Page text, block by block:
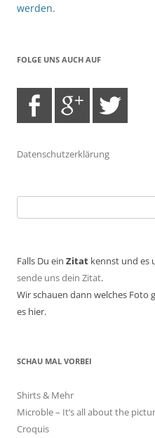
werden.
FOLGE UNS AUCH AUF
Datenschutzerklärung
nach:
Falls Du ein Zitat kennst und es
sende uns dein Zitat.
Wir schauen dann welches
es hier.
SCHAU MAL VORBEI
Shirts & Mehr
Microble – It’s all about the
Croquis